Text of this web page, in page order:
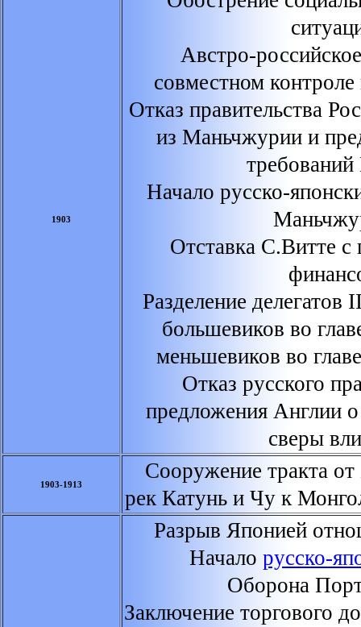
1903
Австро-
совместном
Отказ правительства
из Маньчжурии и
Начало русско-
Отставка С.Витте с
Разделение
большевиков во
меньшевиков во
Отказ русского
предложения Англии
сверы
1903-1913
Сооружение тракта
рек Катунь и Чу к
Разрыв Японией
Началорусско-
Оборона
Заключение торгового